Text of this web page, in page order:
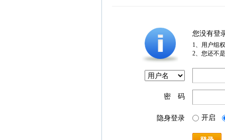
您没有登
1、用户组
2、您还不
密 码
隐身登录 开启